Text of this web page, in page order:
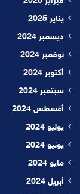
يناير 2025
ديسمبر 2024
نوفمبر 2024
أكتوبر 2024
سبتمبر 2024
أغسطس 2024
يوليو 2024
يونيو 2024
مايو 2024
أبريل 2024